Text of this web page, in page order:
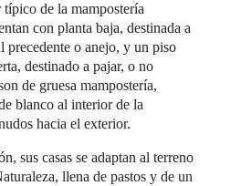
de la mampostería
con planta baja, destinada a
precedente o anejo, y un piso
destinado a pajar, o no
de gruesa mampostería,
blanco al interior de la
hacia el exterior.
sus casas se adaptan al terreno
llena de pastos y de un